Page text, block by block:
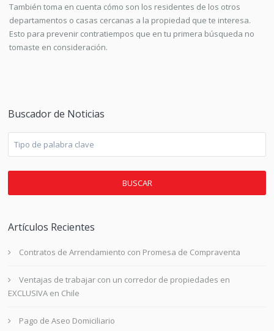
También toma en cuenta cómo son los residentes de los otros
departamentos o casas cercanas a la propiedad que te interesa.
Esto para prevenir contratiempos que en tu primera búsqueda no
tomaste en consideración.
Buscador de Noticias
BUSCAR
Artículos Recientes
Contratos de Arrendamiento con Promesa de Compraventa
Ventajas de trabajar con un corredor de propiedades en
EXCLUSIVA en Chile
Pago de Aseo Domiciliario